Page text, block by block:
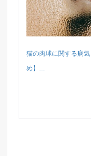
猫の肉球に関する病
め】...